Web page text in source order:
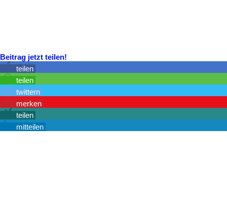
Beitrag jetzt teilen!
teilen
teilen
twittern
merken
teilen
mitteilen